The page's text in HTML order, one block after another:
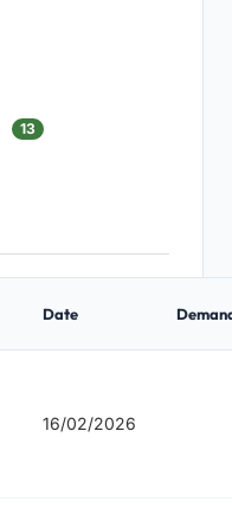
13
Date
16/02/2026